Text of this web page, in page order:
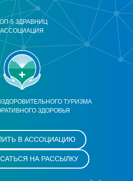
ТУРИЗМА
ЗДОРОВЬЯ
5 ЗДРАВНИЦ
АССОЦИАЦИЯ
В АССОЦИАЦИЮ
НА РАССЫЛКУ